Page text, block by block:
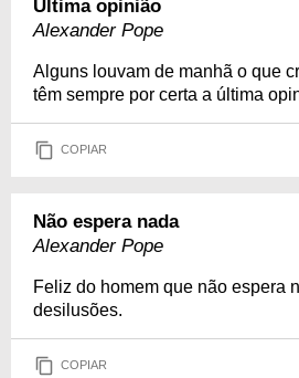
Última opinião
Alexander Pope
Alguns louvam de manhã o que
têm sempre por certa a última
COPIAR
Não espera nada
Alexander Pope
Feliz do homem que não espera
desilusões.
COPIAR